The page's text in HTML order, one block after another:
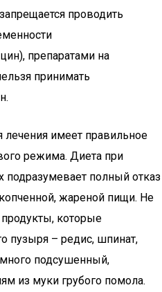
проводить
препаратами на
принимать
имеет правильное
режима. Диета при
полный отказ
жареной пищи. Не
которые
пузыря – редис, шпинат,
подсушенный,
из муки грубого помола.